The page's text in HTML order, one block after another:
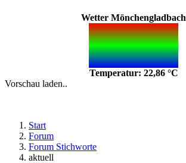
Wetter Mönchengladbach
Temperatur: 22,86 °C
Vorschau laden..
Start
Forum
Forum Stichworte
aktuell